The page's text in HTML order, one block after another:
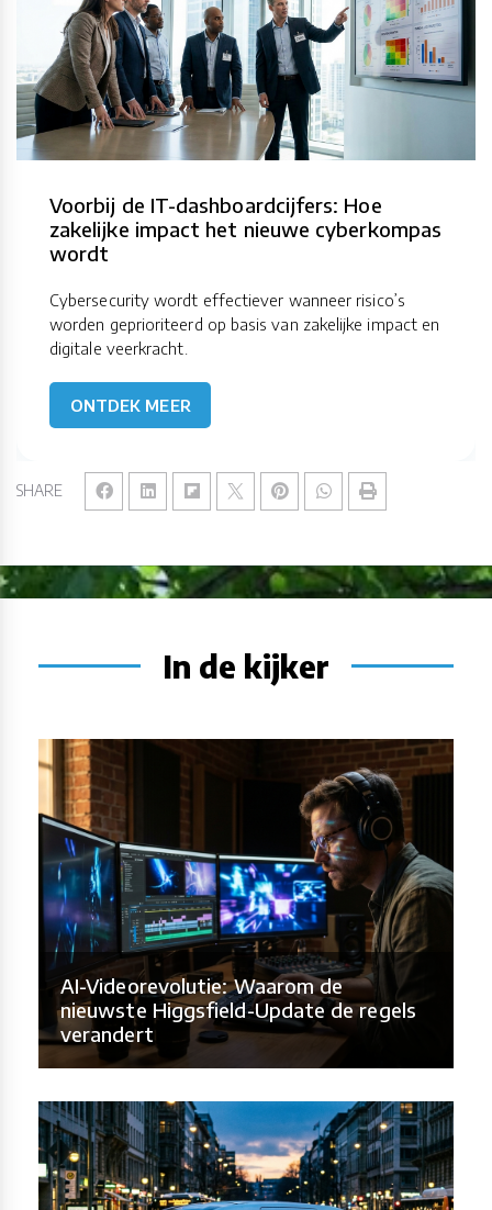
SHARE
Voorbij de IT-dashboardcijfers: Hoe
zakelijke impact het nieuwe cyberkompas
wordt
Cybersecurity wordt effectiever wanneer risico’s
worden geprioriteerd op basis van zakelijke impact en
digitale veerkracht.
ONTDEK MEER
In de kijker
AI-Videorevolutie: Waarom de
nieuwste Higgsfield-Update de regels
verandert